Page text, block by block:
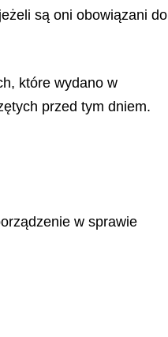
są oni obowiązani do
które wydano w
przed tym dniem.
w sprawie